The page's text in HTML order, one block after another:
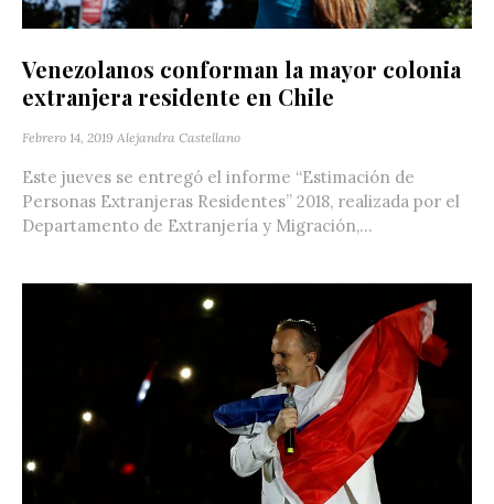
Venezolanos conforman la mayor colonia
extranjera residente en Chile
Febrero 14, 2019 Alejandra Castellano
Este jueves se entregó el informe “Estimación de
Personas Extranjeras Residentes” 2018, realizada por el
Departamento de Extranjería y Migración,...